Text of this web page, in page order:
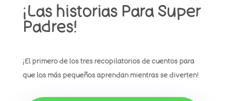
¡Las historias Para Super
Padres!
¡El primero de los tres recopilatorios de cuentos para
que los más pequeños aprendan mientras se diverten!